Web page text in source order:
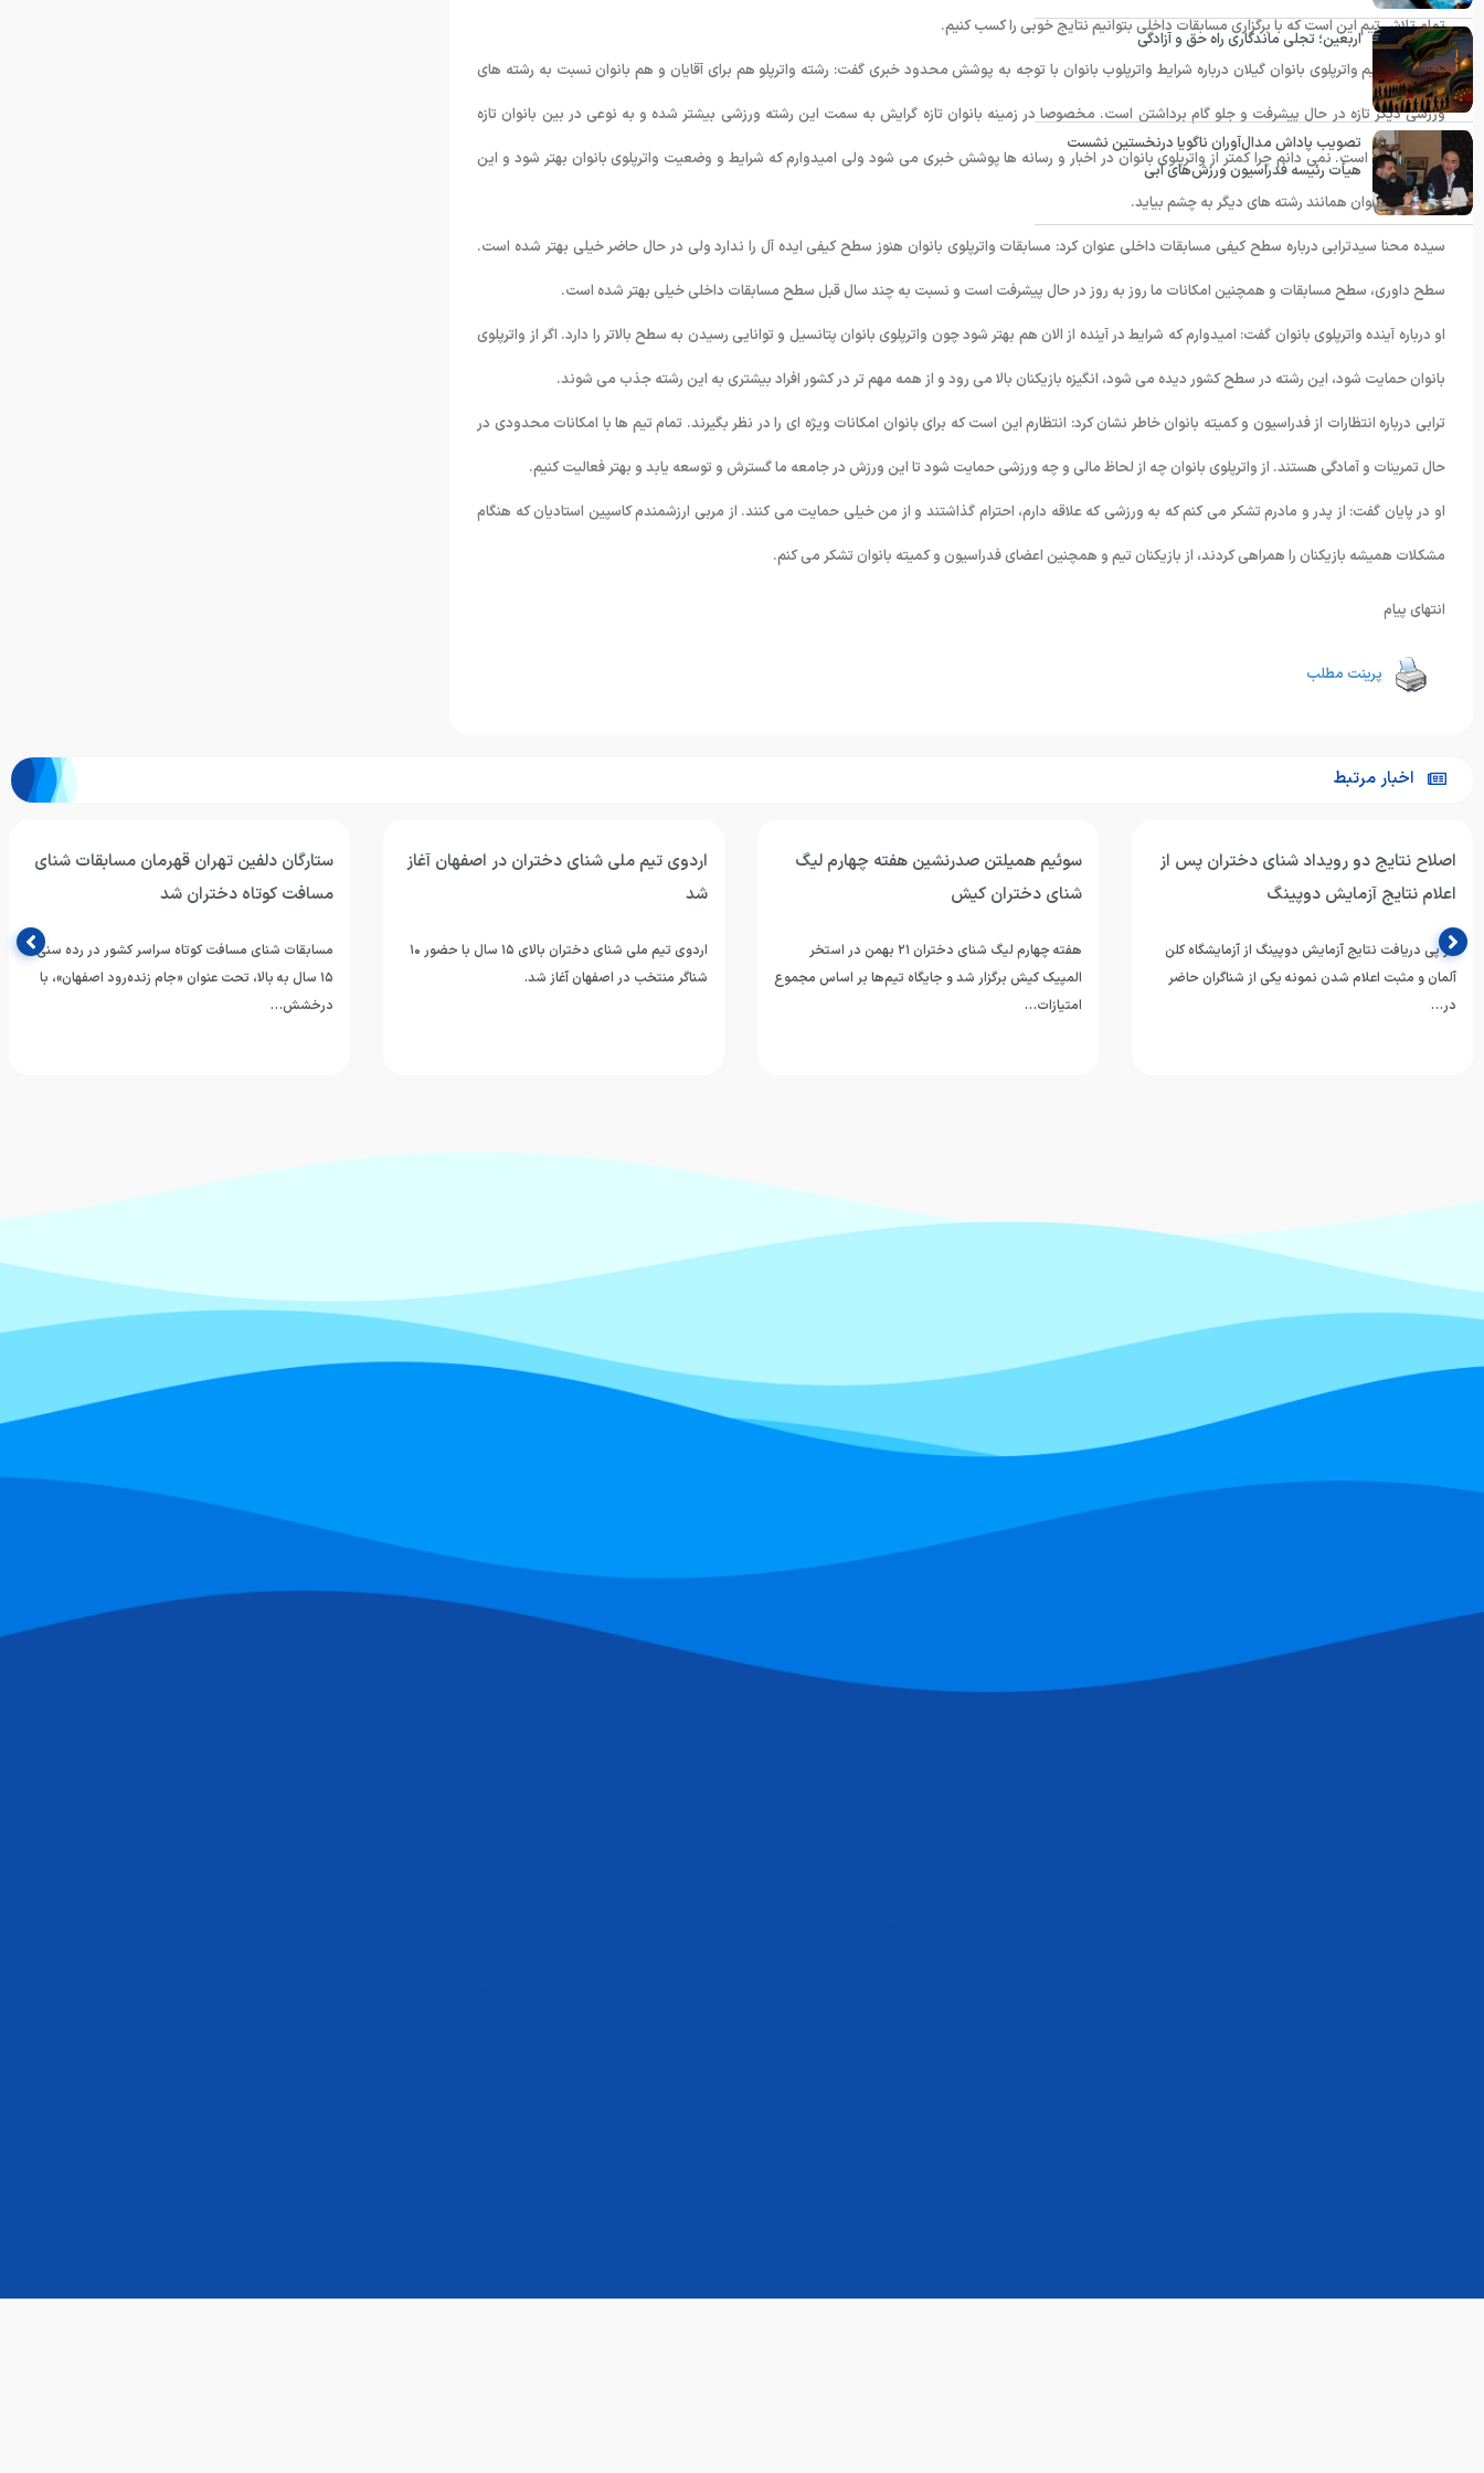
تمام تلاش تیم این است که با برگزاری مسابقات داخلی بتوانیم نتایج خوبی را کسب کنیم.
دروازه بان تیم واترپلوی بانوان گیلان درباره شرایط واترپلوب بانوان با توجه به پوشش محدود خبری گفت: رشته واترپلو هم برای آقایان و هم بانوان نسبت به رشته های
ورزشی دیگر تازه در حال پیشرفت و جلو گام برداشتن است. مخصوصا در زمینه بانوان تازه گرایش به سمت این رشته ورزشی بیشتر شده و به نوعی در بین بانوان تازه
شناخته شده است. نمی دانم چرا کمتر از واترپلوی بانوان در اخبار و رسانه ها پوشش خبری می شود ولی امیدوارم که شرایط و وضعیت واترپلوی بانوان بهتر شود و این
رشته برای بانوان همانند رشته های دیگر به چشم بیاید.
سیده محنا سیدترابی درباره سطح کیفی مسابقات داخلی عنوان کرد: مسابقات واترپلوی بانوان هنوز سطح کیفی ایده آل را ندارد ولی در حال حاضر خیلی بهتر شده است.
سطح داوری، سطح مسابقات و همچنین امکانات ما روز به روز در حال پیشرفت است و نسبت به چند سال قبل سطح مسابقات داخلی خیلی بهتر شده است.
او درباره آینده واترپلوی بانوان گفت: امیدوارم که شرایط در آینده از الان هم بهتر شود چون واترپلوی بانوان پتانسیل و توانایی رسیدن به سطح بالاتر را دارد. اگر از واترپلوی
بانوان حمایت شود، این رشته در سطح کشور دیده می شود، انگیزه بازیکنان بالا می رود و از همه مهم تر در کشور افراد بیشتری به این رشته جذب می شوند.
ترابی درباره انتظارات از فدراسیون و کمیته بانوان خاطر نشان کرد: انتظارم این است که برای بانوان امکانات ویژه ای را در نظر بگیرند. تمام تیم ها با امکانات محدودی در
حال تمرینات و آمادگی هستند. از واترپلوی بانوان چه از لحاظ مالی و چه ورزشی حمایت شود تا این ورزش در جامعه ما گسترش و توسعه یابد و بهتر فعالیت کنیم.
او در پایان گفت: از پدر و مادرم تشکر می کنم که به ورزشی که علاقه دارم، احترام گذاشتند و از من خیلی حمایت می کنند. از مربی ارزشمندم کاسپین استادیان که هنگام
مشکلات همیشه بازیکنان را همراهی کردند، از بازیکنان تیم و همچنین اعضای فدراسیون و کمیته بانوان تشکر می کنم.
انتهای پیام
پرینت مطلب
اربعین؛ تجلی ماندگاری راه حق و آزادگی
تصویب پاداش مدال‌آوران ناگویا درنخستین نشست
هیأت رئیسه فدراسیون ورزش‌های آبی
اخبار مرتبط
اصلاح نتایج دو رویداد شنای دختران پس از
اعلام نتایج آزمایش دوپینگ
در پی دریافت نتایج آزمایش دوپینگ از آزمایشگاه کلن
آلمان و مثبت اعلام شدن نمونه یکی از شناگران حاضر
در…
سوئیم همیلتن صدرنشین هفته چهارم لیگ
شنای دختران کیش
هفته چهارم لیگ شنای دختران ۲۱ بهمن در استخر
المپیک کیش برگزار شد و جایگاه تیم‌ها بر اساس مجموع
امتیازات…
اردوی تیم ملی شنای دختران در اصفهان آغاز
شد
اردوی تیم ملی شنای دختران بالای ۱۵ سال با حضور ۱۰
شناگر منتخب در اصفهان آغاز شد.
ستارگان دلفین تهران قهرمان مسابقات شنای
مسافت کوتاه دختران شد
مسابقات شنای مسافت کوتاه سراسر کشور در رده سنی
۱۵ سال به بالا، تحت عنوان «جام زنده‌رود اصفهان»، با
درخشش…